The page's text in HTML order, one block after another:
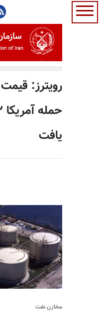
رویترز:
یافت
مخازن نفت